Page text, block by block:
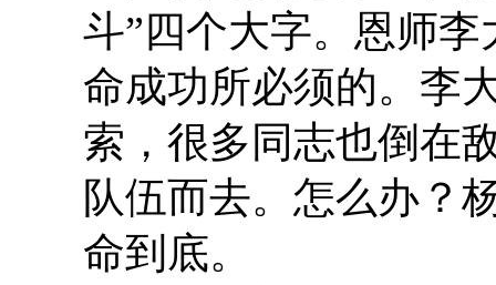
斗”四个大字。恩师
命成功所必须的。李
索，很多同志也倒在
队伍而去。怎么办？
命到底。